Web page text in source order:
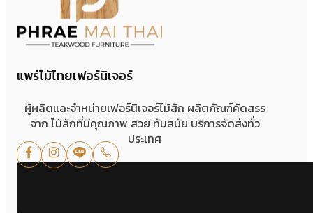
แพร่ไม้ไทยเฟอร์นิเจอร์
ผู้ผลิตและจำหน่ายเฟอร์นิเจอร์ไม้สัก ผลิตภัณฑ์คัดสรร
จาก ไม้สักที่มีคุณภาพ สวย ทันสมัย บริการจัดส่งทั่ว
ประเทศ